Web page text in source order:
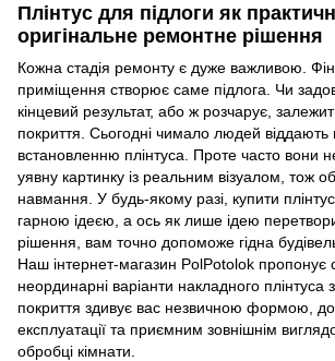
Плінтус для підлоги як
оригінальне ремонтне рішення
Кожна стадія ремонту є дуже важливою.
приміщення створює саме підлога. Чи
кінцевий результат, або ж розчарує,
покриття. Сьогодні чимало людей віддають
встановленню плінтуса. Проте часто вони
уявну картинку із реальним візуалом, тож
навмання. У будь-якому разі, купити
гарною ідеєю, а ось як лише ідею
рішення, вам точно допоможе гідна
Наш інтернет-магазин PolPotolok пропонує
неординарні варіанти накладного
покриття здивує вас незвичною формою,
експлуатації та приємним зовнішнім
обробці кімнати.